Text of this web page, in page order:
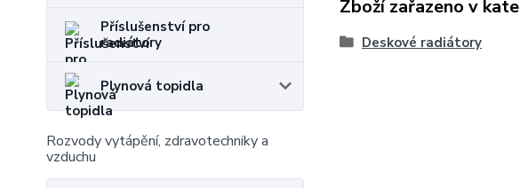
Příslušenství pro
radiátory
Plynová topidla
Rozvody vytápění, zdravotechniky a
vzduchu
Zboží zařazeno v
Deskové radiátory